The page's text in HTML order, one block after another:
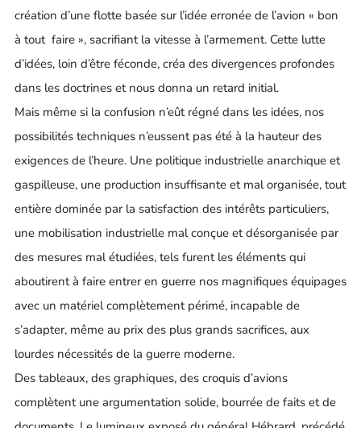
création d’une flotte basée sur l’idée erronée de l’avion « bon
à tout faire », sacrifiant la vitesse à l’armement. Cette lutte
d’idées, loin d’être féconde, créa des divergences profondes
dans les doctrines et nous donna un retard initial.
Mais même si la confusion n’eût régné dans les idées, nos
possibilités techniques n’eussent pas été à la hauteur des
exigences de l’heure. Une politique industrielle anarchique et
gaspilleuse, une production insuffisante et mal organisée, tout
entière dominée par la satisfaction des intérêts particuliers,
une mobilisation industrielle mal conçue et désorganisée par
des mesures mal étudiées, tels furent les éléments qui
aboutirent à faire entrer en guerre nos magnifiques équipages
avec un matériel complètement périmé, incapable de
s’adapter, même au prix des plus grands sacrifices, aux
lourdes nécessités de la guerre moderne.
Des tableaux, des graphiques, des croquis d’avions
complètent une argumentation solide, bourrée de faits et de